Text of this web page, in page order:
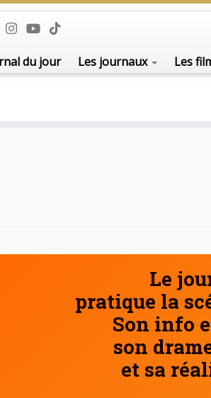
du jour Les journaux Les
Le
pratique la
Son info
son
et sa